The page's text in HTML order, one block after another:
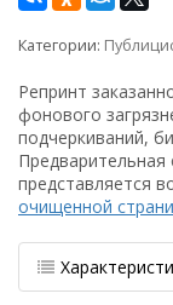
Категории:
Репринт
фонового
подчеркиваний,
Предварительная
представляется
очищенной